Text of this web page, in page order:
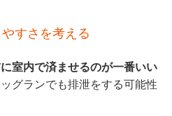
すさを考える
室内で済ませるのが一番いい
グランでも排泄をする可能性